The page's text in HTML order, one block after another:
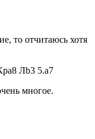
то отчитаюсь хотя
Лb3 5.a7
многое.